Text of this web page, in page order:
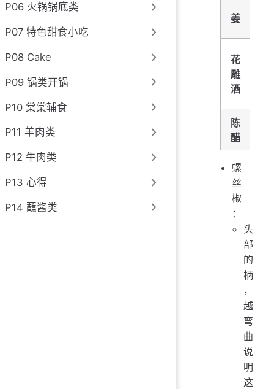
P06 火锅锅底类
P07 特色甜食小吃
P08 Cake
P09 锅类开锅
P10 棠棠辅食
P11 羊肉类
P12 牛肉类
P13 心得
P14 蘸酱类
姜
花
雕
酒
陈
醋
螺
丝
椒
：
头
部
的
柄
，
越
弯
曲
说
明
这